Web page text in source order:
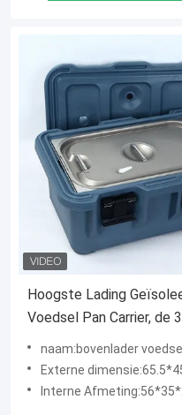
Hoogste Lading
Voedsel Pan Carrier, de
Geïsoleerde Containers
Voedselvervoer
naam:bovenlader
Externe
Interne